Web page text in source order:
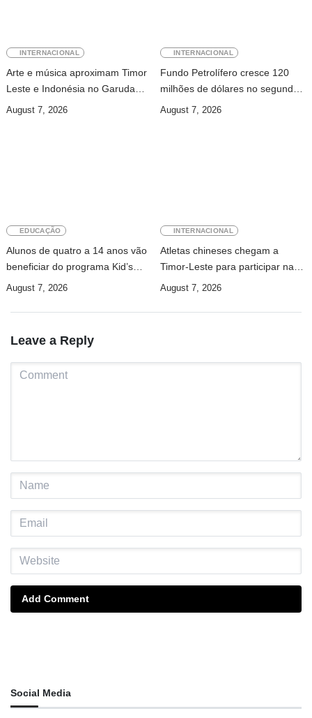
INTERNACIONAL
Arte e música aproximam Timor
Leste e Indonésia no Garuda
Sakti Crossborder Fest 2026
August 7, 2026
INTERNACIONAL
Fundo Petrolífero cresce 120
milhões de dólares no segundo
trimestre
August 7, 2026
EDUCAÇÃO
Alunos de quatro a 14 anos vão
beneficiar do programa Kid’s
Athletics
August 7, 2026
INTERNACIONAL
Atletas chineses chegam a
Timor-Leste para participar na
Maratona Internacional de Díli
August 7, 2026
Leave a Reply
Add Comment
Social Media